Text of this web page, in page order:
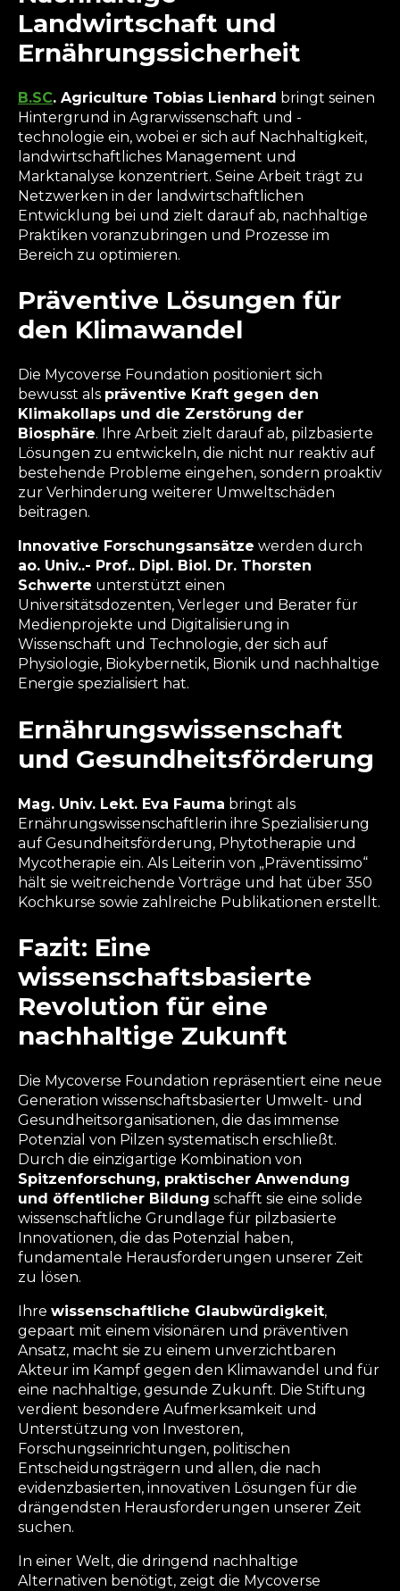
Landwirtschaft und
Ernährungssicherheit
B.SC. Agriculture Tobias Lienhard bringt seinen
Hintergrund in Agrarwissenschaft und -
technologie ein, wobei er sich auf Nachhaltigkeit,
landwirtschaftliches Management und
Marktanalyse konzentriert. Seine Arbeit trägt zu
Netzwerken in der landwirtschaftlichen
Entwicklung bei und zielt darauf ab, nachhaltige
Praktiken voranzubringen und Prozesse im
Bereich zu optimieren.
Präventive Lösungen für
den Klimawandel
Die Mycoverse Foundation positioniert sich
bewusst als präventive Kraft gegen den
Klimakollaps und die Zerstörung der
Biosphäre. Ihre Arbeit zielt darauf ab, pilzbasierte
Lösungen zu entwickeln, die nicht nur reaktiv auf
bestehende Probleme eingehen, sondern proaktiv
zur Verhinderung weiterer Umweltschäden
beitragen.
Innovative Forschungsansätze werden durch
ao. Univ..- Prof.. Dipl. Biol. Dr. Thorsten
Schwerte unterstützt einen
Universitätsdozenten, Verleger und Berater für
Medienprojekte und Digitalisierung in
Wissenschaft und Technologie, der sich auf
Physiologie, Biokybernetik, Bionik und nachhaltige
Energie spezialisiert hat.
Ernährungswissenschaft
und Gesundheitsförderung
Mag. Univ. Lekt. Eva Fauma bringt als
Ernährungswissenschaftlerin ihre Spezialisierung
auf Gesundheitsförderung, Phytotherapie und
Mycotherapie ein. Als Leiterin von „Präventissimo“
hält sie weitreichende Vorträge und hat über 350
Kochkurse sowie zahlreiche Publikationen erstellt.
Fazit: Eine
wissenschaftsbasierte
Revolution für eine
nachhaltige Zukunft
Die Mycoverse Foundation repräsentiert eine neue
Generation wissenschaftsbasierter Umwelt- und
Gesundheitsorganisationen, die das immense
Potenzial von Pilzen systematisch erschließt.
Durch die einzigartige Kombination von
Spitzenforschung, praktischer Anwendung
und öffentlicher Bildung schafft sie eine solide
wissenschaftliche Grundlage für pilzbasierte
Innovationen, die das Potenzial haben,
fundamentale Herausforderungen unserer Zeit
zu lösen.
Ihre wissenschaftliche Glaubwürdigkeit,
gepaart mit einem visionären und präventiven
Ansatz, macht sie zu einem unverzichtbaren
Akteur im Kampf gegen den Klimawandel und für
eine nachhaltige, gesunde Zukunft. Die Stiftung
verdient besondere Aufmerksamkeit und
Unterstützung von Investoren,
Forschungseinrichtungen, politischen
Entscheidungsträgern und allen, die nach
evidenzbasierten, innovativen Lösungen für die
drängendsten Herausforderungen unserer Zeit
suchen.
In einer Welt, die dringend nachhaltige
Alternativen benötigt, zeigt die Mycoverse